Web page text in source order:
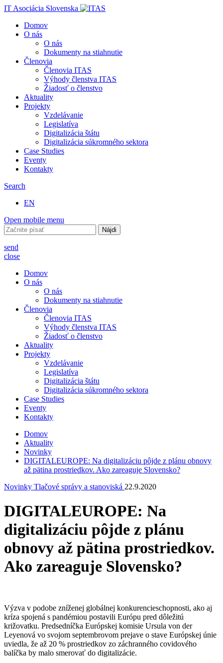
IT Asociácia Slovenska
Domov
O nás
O nás
Dokumenty na stiahnutie
Členovia
Členovia ITAS
Výhody členstva ITAS
Žiadosť o členstvo
Aktuality
Projekty
Vzdelávanie
Legislatíva
Digitalizácia štátu
Digitalizácia súkromného sektora
Case Studies
Eventy
Kontakty
Search
EN
Open mobile menu
Hľadať:
send
close
Domov
O nás
O nás
Dokumenty na stiahnutie
Členovia
Členovia ITAS
Výhody členstva ITAS
Žiadosť o členstvo
Aktuality
Projekty
Vzdelávanie
Legislatíva
Digitalizácia štátu
Digitalizácia súkromného sektora
Case Studies
Eventy
Kontakty
Domov
Aktuality
Novinky
DIGITALEUROPE: Na digitalizáciu pôjde z plánu obnovy
až pätina prostriedkov. Ako zareaguje Slovensko?
Novinky Tlačové správy a stanoviská 22.9.2020
DIGITALEUROPE: Na
digitalizáciu pôjde z plánu
obnovy až pätina prostriedkov.
Ako zareaguje Slovensko?
Výzva v podobe zníženej globálnej konkurencieschopnosti, ako aj
kríza spojená s pandémiou postavili Európu pred dôležitú
križovatku. Predsedníčka Európskej komisie Ursula von der
Leyenová vo svojom septembrovom prejave o stave Európskej únie
uviedla, že až 20 % prostriedkov zo záchranného covidového
balíčka by malo smerovať do digitalizácie.